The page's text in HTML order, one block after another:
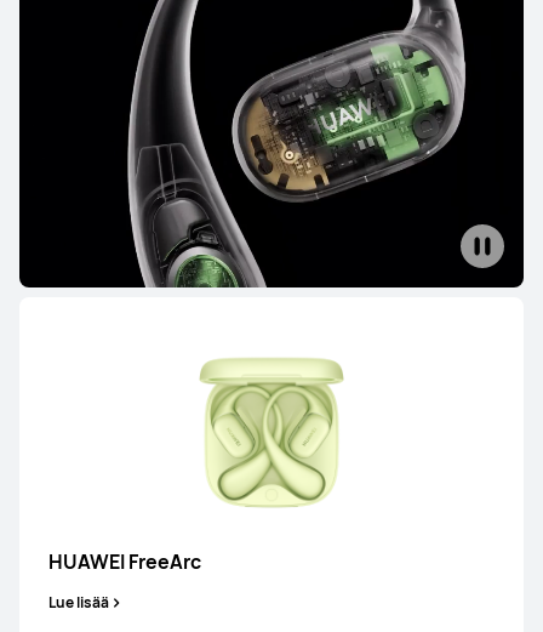
HUAWEI FreeArc
Lue lisää
HUAWEI FreeBuds 7i
Lue lisää
HUAWEI FreeBuds 6i
Lue lisää